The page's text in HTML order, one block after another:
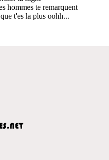
hommes te remarquent
t'es la plus oohh...